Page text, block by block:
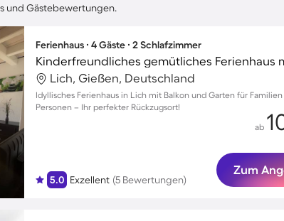
und Gästebewertungen.
Ferienhaus ∙ 4 Gäste ∙ 2 Schlafzimmer
Lich, Gießen, Deutschland
Idyllisches Ferienhaus in Lich mit Balkon und Garten für
Personen – Ihr perfekter Rückzugsort!
5.0 Exzellent (5 Bewertungen)
ab
Zum